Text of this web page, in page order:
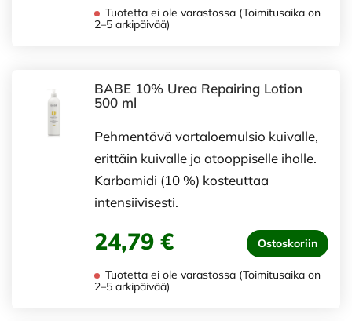
Tuotetta ei ole varastossa (Toimitusaika on
2–5 arkipäivää)
BABE 10% Urea Repairing Lotion
500 ml
Pehmentävä vartaloemulsio kuivalle,
erittäin kuivalle ja atooppiselle iholle.
Karbamidi (10 %) kosteuttaa
intensiivisesti.
24,79 € Ostoskoriin
Tuotetta ei ole varastossa (Toimitusaika on
2–5 arkipäivää)